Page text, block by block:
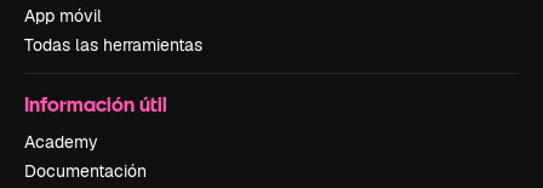
App móvil
Todas las herramientas
Información útil
Academy
Documentación